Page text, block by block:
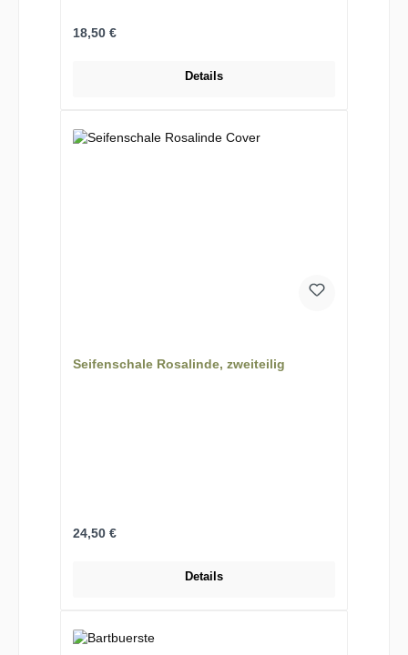
Regulärer Preis:
18,50 €
Details
Seifenschale Rosalinde, zweiteilig
Regulärer Preis:
24,50 €
Details